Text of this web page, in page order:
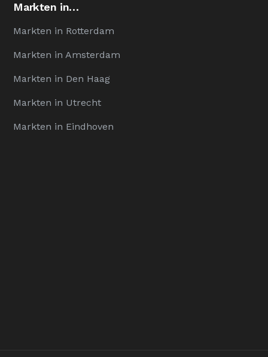
Markten in…
Markten in Rotterdam
Markten in Amsterdam
Markten in Den Haag
Markten in Utrecht
Markten in Eindhoven